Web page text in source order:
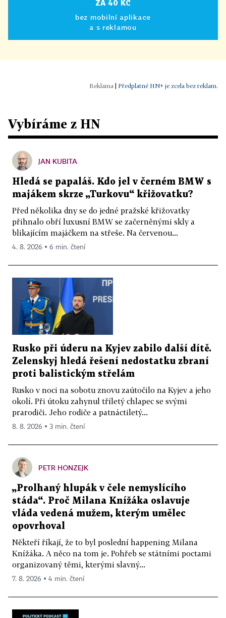
ZA 40 KČ
bez mobilní aplikace
a s reklamou
Předplatné HN+ je zcela bez reklam.
Vybíráme z HN
JAN KUBITA
Hledá se papaláš. Kdo jel v černém BMW s
majákem skrze „Turkovu“ křižovatku?
Před několika dny se do jedné pražské křižovatky
přihnalo obří luxusní BMW se začerněnými skly a
blikajícím majáčkem na střeše. Na červenou...
4. 8. 2026 ▪ 6 min. čtení
Rusko při úderu na Kyjev zabilo další dítě.
Zelenskyj hledá řešení nedostatku zbraní
proti balistickým střelám
Rusko v noci na sobotu znovu zaútočilo na Kyjev a jeho
okolí. Při útoku zahynul tříletý chlapec se svými
prarodiči. Jeho rodiče a patnáctiletý...
8. 8. 2026 ▪ 3 min. čtení
PETR HONZEJK
„Prolhaný hlupák v čele nemyslícího
stáda“. Proč Milana Knížáka oslavuje
vláda vedená mužem, kterým umělec
opovrhoval
Někteří říkají, že to byl poslední happening Milana
Knížáka. A něco na tom je. Pohřeb se státními poctami
organizovaný těmi, kterými slavný...
7. 8. 2026 ▪ 4 min. čtení